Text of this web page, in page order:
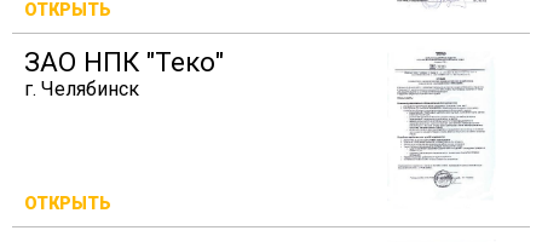
ОТКРЫТЬ
ЗАО НПК "Теко"
г. Челябинск
ОТКРЫТЬ